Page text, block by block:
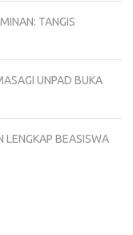
TANGIS
UNPAD BUKA
LENGKAP BEASISWA